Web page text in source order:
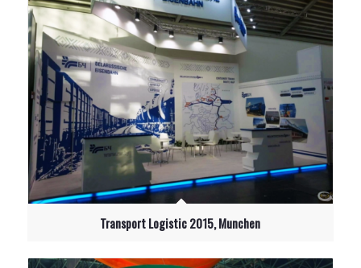
Transport Logistic 2015, Munchen
Рассчитать стоимость